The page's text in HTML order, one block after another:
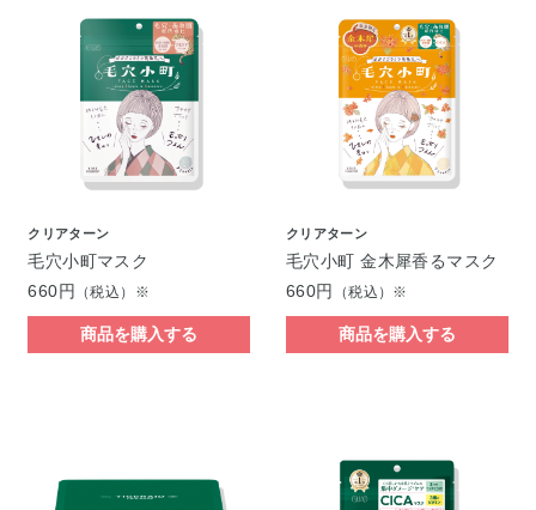
クリアターン
毛穴小町マスク
660円
（税込）※
商品を購入する
クリアターン
毛穴小町 金木犀香るマスク
660円
（税込）※
商品を購入する